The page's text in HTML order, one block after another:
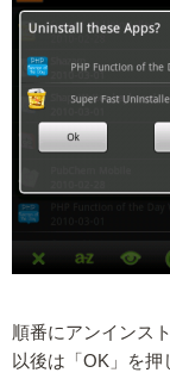
順番にアンインス
以後は「OK」を押